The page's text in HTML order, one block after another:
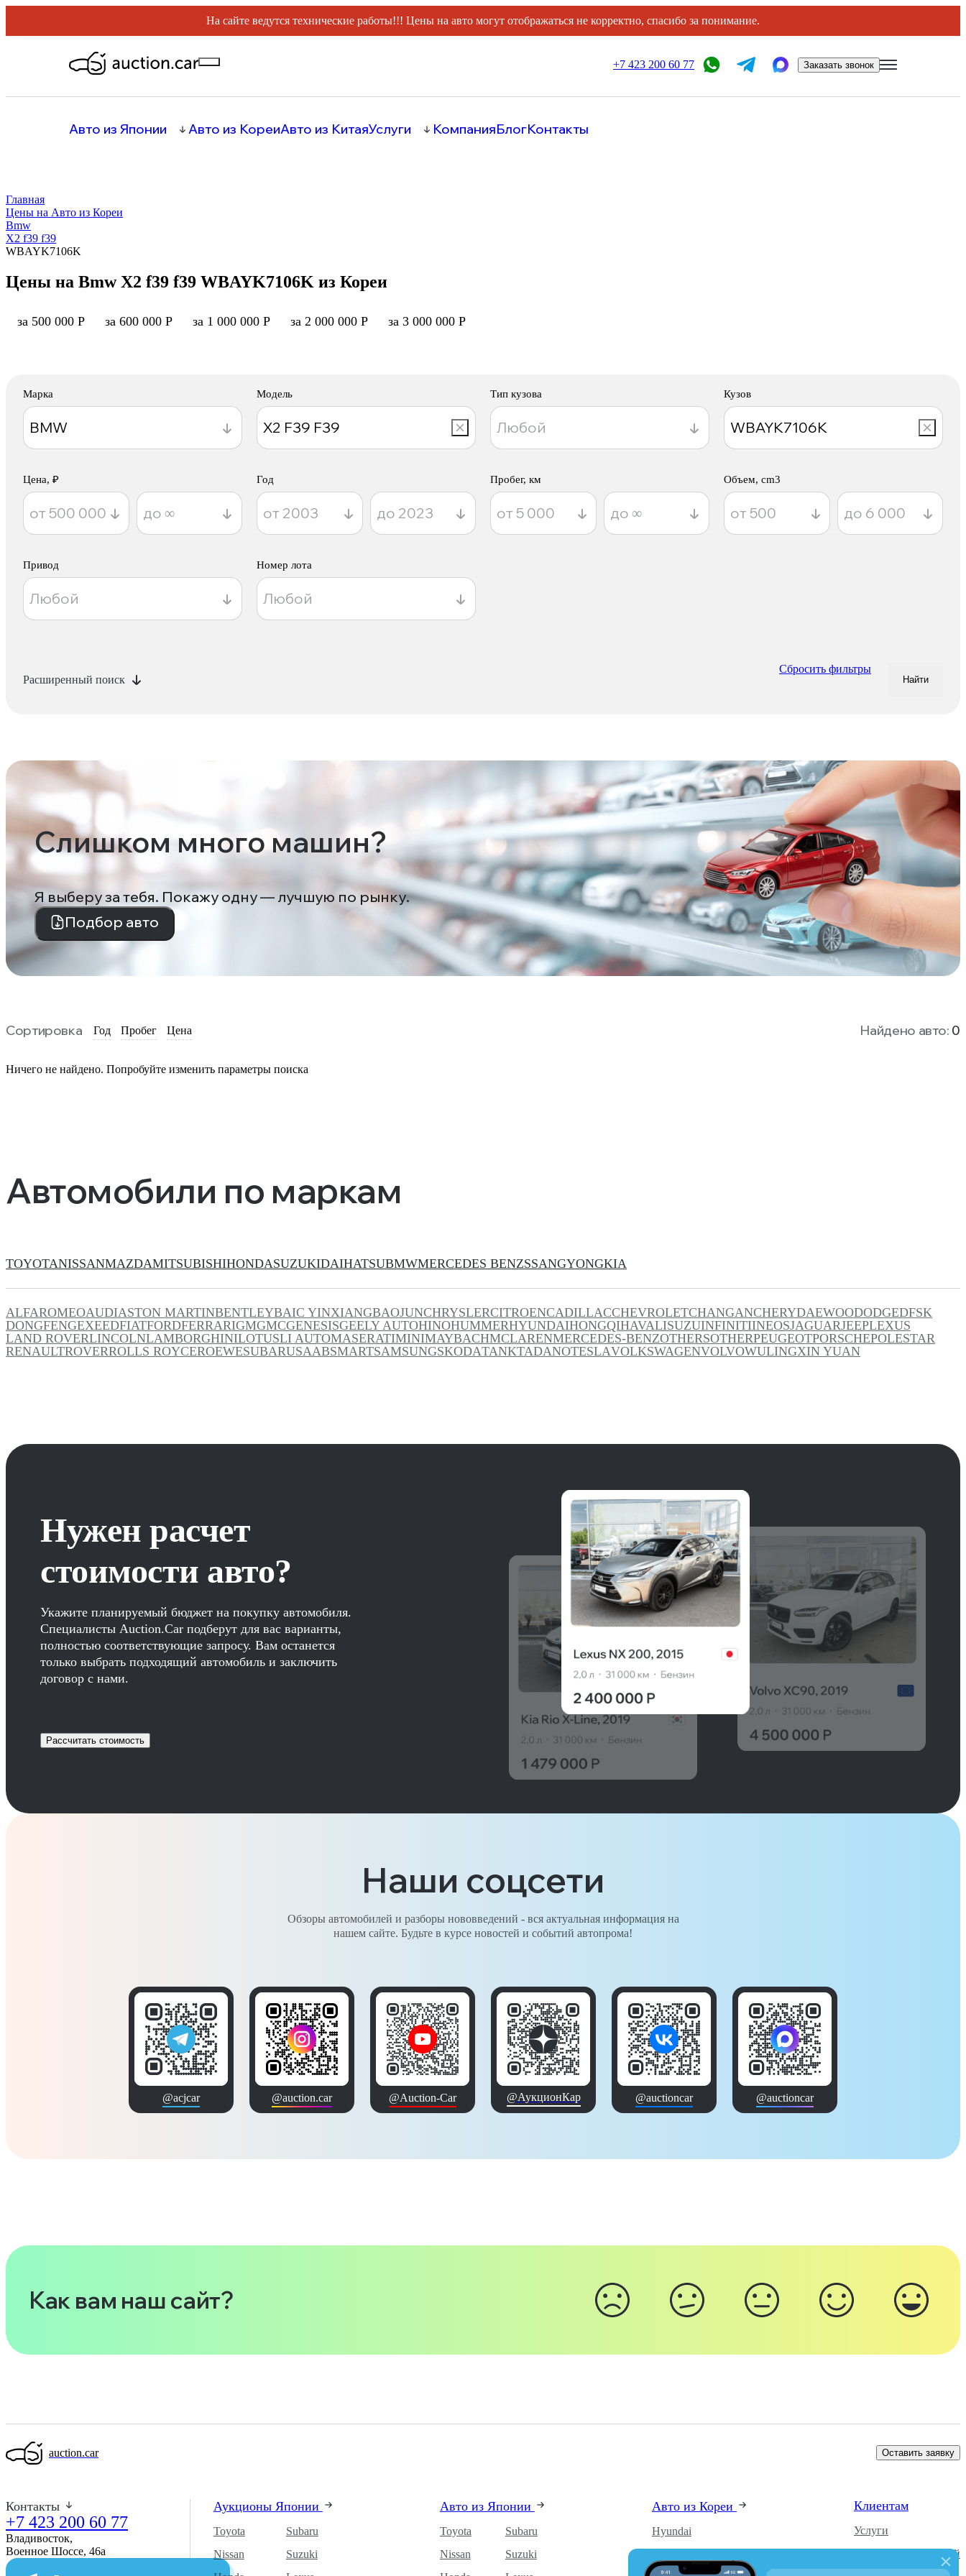
На сайте ведутся технические работы!!! Цены на авто могут отображаться не корректно, спасибо за понимание.
+7 423 200 60 77 Заказать звонок
Авто из Японии Авто из КореиАвто из КитаяУслуги КомпанияБлогКонтакты
Главная
Цены на Авто из Кореи
Bmw
X2 f39 f39
WBAYK7106K
Цены на Bmw X2 f39 f39 WBAYK7106K из Кореи
за 500 000 Р за 600 000 Р за 1 000 000 Р за 2 000 000 Р за 3 000 000 Р
Марка Модель Тип кузова Кузов
Цена, ₽ Год Пробег, км Объем, cm3
Привод Номер лота
Расширенный поиск
Сбросить фильтры
Найти
Слишком много машин?
Я выберу за тебя. Покажу одну — лучшую по рынку.
Подбор авто
Сортировка Год Пробег Цена Найдено авто: 0
Ничего не найдено. Попробуйте изменить параметры поиска
Автомобили по маркам
TOYOTANISSANMAZDAMITSUBISHIHONDASUZUKIDAIHATSUBMWMERCEDES BENZSSANGYONGKIA
ALFAROMEOAUDIASTON MARTINBENTLEYBAIC YINXIANGBAOJUNCHRYSLERCITROENCADILLACCHEVROLETCHANGANCHERYDAEWOODODGEDFSK
DONGFENGEXEEDFIATFORDFERRARIGMGMCGENESISGEELY AUTOHINOHUMMERHYUNDAIHONGQIHAVALISUZUINFINITIINEOSJAGUARJEEPLEXUS
LAND ROVERLINCOLNLAMBORGHINILOTUSLI AUTOMASERATIMINIMAYBACHMCLARENMERCEDES-BENZOTHERSOTHERPEUGEOTPORSCHEPOLESTAR
RENAULTROVERROLLS ROYCEROEWESUBARUSAABSMARTSAMSUNGSKODATANKTADANOTESLAVOLKSWAGENVOLVOWULINGXIN YUAN
Нужен расчет
стоимости авто?
Укажите планируемый бюджет на покупку автомобиля.
Специалисты Auction.Car подберут для вас варианты,
полностью соответствующие запросу. Вам останется
только выбрать подходящий автомобиль и заключить
договор с нами.
Рассчитать стоимость
Наши соцсети
Обзоры автомобилей и разборы нововведений - вся актуальная информация на
нашем сайте. Будьте в курсе новостей и событий автопрома!
@acjcar @auction.car @Auction-Car @АукционКар @auctioncar @auctioncar
Как вам наш сайт?
auction.car Оставить заявку
Контакты
+7 423 200 60 77
Владивосток,
Военное Шоссе, 46а​
Аукционы Японии
Toyota
Nissan
Subaru
Suzuki
Авто из Японии
Toyota
Nissan
Subaru
Suzuki
Авто из Кореи
Hyundai
Клиентам
Услуги
Каталог автомобилей